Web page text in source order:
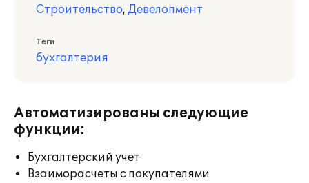
Строительство, Девелопмент
Теги
бухгалтерия
Автоматизированы следующие
функции:
Бухгалтерский учет
Взаиморасчеты с покупателями